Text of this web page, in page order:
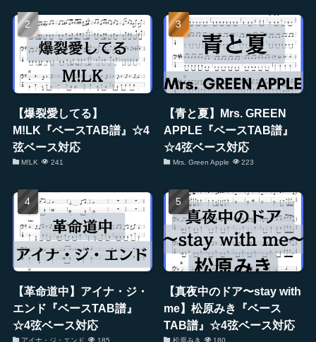
【爆裂愛してる】
M!LK『ベースTAB譜』☆4
弦ベース対応
M!LK 241
【青と夏】Mrs. GREEN
APPLE『ベースTAB譜』
☆4弦ベース対応
Mrs. Green Apple 223
【革命道中】アイナ・ジ・
エンド『ベースTAB譜』
☆4弦ベース対応
アイナ・ジ・エンド 185
【真夜中のドア〜stay with
me】松原みき『ベース
TAB譜』☆4弦ベース対応
松原みき 180